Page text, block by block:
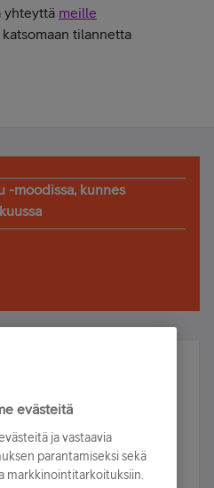
yhteyttä meille
katsomaan tilannetta
-moodissa, kunnes
ja voita!
mukana arvonnassa.
evästeitä
ja vastaavia
parantamiseksi sekä
markkinointitarkoituksiin.